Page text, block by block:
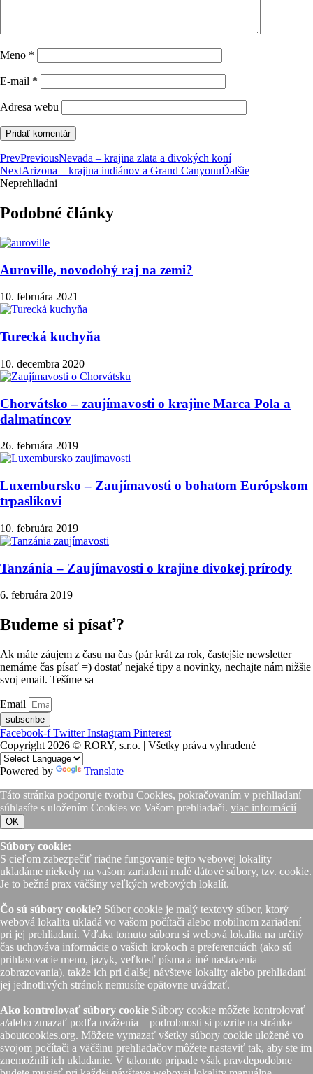
Meno *
E-mail *
Adresa webu
PrevPreviousNevada – krajina zlata a divokých koní
NextArizona – krajina indiánov a Grand CanyonuĎalšie
Neprehliadni
Podobné články
Auroville, novodobý raj na zemi?
10. februára 2021
Turecká kuchyňa
10. decembra 2020
Chorvátsko – zaujímavosti o krajine Marca Pola a
dalmatíncov
26. februára 2019
Luxembursko – Zaujímavosti o bohatom Európskom
trpaslíkovi
10. februára 2019
Tanzánia – Zaujímavosti o krajine divokej prírody
6. februára 2019
Budeme si písať?
Ak máte záujem z času na čas (pár krát za rok, častejšie newsletter
nemáme čas písať =) dostať nejaké tipy a novinky, nechajte nám nižšie
svoj email. Tešíme sa
Email
subscribe
Facebook-f Twitter Instagram Pinterest
Copyright 2026 © RORY, s.r.o. | Všetky práva vyhradené
Powered by
Translate
Táto stránka podporuje tvorbu Cookies, pokračovaním v prehliadaní
súhlasíte s uložením Cookies vo Vašom prehliadači. viac informácií
OK
Súbory cookie:
S cieľom zabezpečiť riadne fungovanie tejto webovej lokality
ukladáme niekedy na vašom zariadení malé dátové súbory, tzv. cookie.
Je to bežná prax väčšiny veľkých webových lokalít.
Čo sú súbory cookie? Súbor cookie je malý textový súbor, ktorý
webová lokalita ukladá vo vašom počítači alebo mobilnom zariadení
pri jej prehliadaní. Vďaka tomuto súboru si webová lokalita na určitý
čas uchováva informácie o vašich krokoch a preferenciách (ako sú
prihlasovacie meno, jazyk, veľkosť písma a iné nastavenia
zobrazovania), takže ich pri ďalšej návšteve lokality alebo prehliadaní
jej jednotlivých stránok nemusíte opätovne uvádzať.
Ako kontrolovať súbory cookie Súbory cookie môžete kontrolovať
a/alebo zmazať podľa uváženia – podrobnosti si pozrite na stránke
aboutcookies.org. Môžete vymazať všetky súbory cookie uložené vo
svojom počítači a väčšinu prehliadačov môžete nastaviť tak, aby ste im
znemožnili ich ukladanie. V takomto prípade však pravdepodobne